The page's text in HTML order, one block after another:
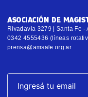
ASOCIACIÓN DE
Rivadavia 3279 | Santa Fe ·
0342 4555436 (líneas
prensa@amsafe.org.ar